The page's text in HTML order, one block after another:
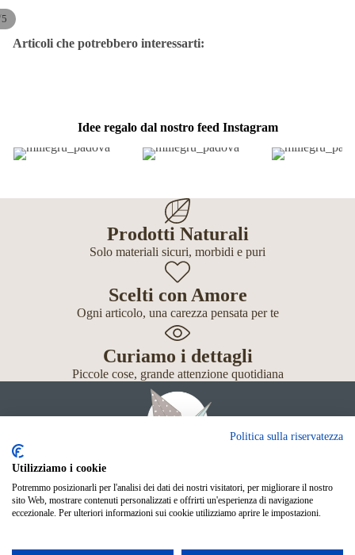
5
Articoli che potrebbero interessarti:
Idee regalo dal nostro feed Instagram
Prodotti Naturali
Solo materiali sicuri, morbidi e puri
Scelti con Amore
Ogni articolo, una carezza pensata per te
Curiamo i dettagli
Piccole cose, grande attenzione quotidiana
Giochi
Neonato
Shop Online
Politica sulla riservatezza
Utilizziamo i cookie
Potremmo posizionarli per l'analisi dei dati dei nostri visitatori, per migliorare il nostro
sito Web, mostrare contenuti personalizzati e offrirti un'esperienza di navigazione
eccezionale. Per ulteriori informazioni sui cookie utilizziamo aprire le impostazioni.